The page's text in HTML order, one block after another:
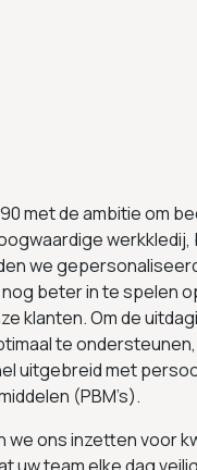
met de ambitie om
werkkledij,
we
nog beter in te spelen
klanten. Om de
te
uitgebreid met
(PBM’s).
we ons inzetten voor